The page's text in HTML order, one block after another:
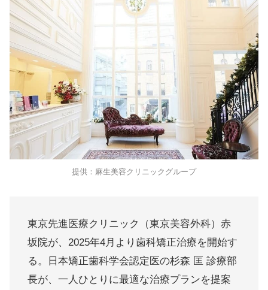
提供：麻生美容クリニックグループ
東京先進医療クリニック（東京美容外科）赤
坂院が、2025年4月より歯科矯正治療を開始す
る。日本矯正歯科学会認定医の杉森 匡 診療部
長が、一人ひとりに最適な治療プランを提案